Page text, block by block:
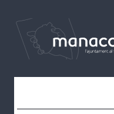
contingut